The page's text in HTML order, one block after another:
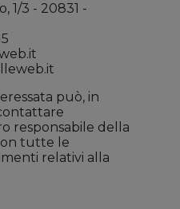
1/3 - 20831 -
può, in
responsabile della
tutte le
relativi alla